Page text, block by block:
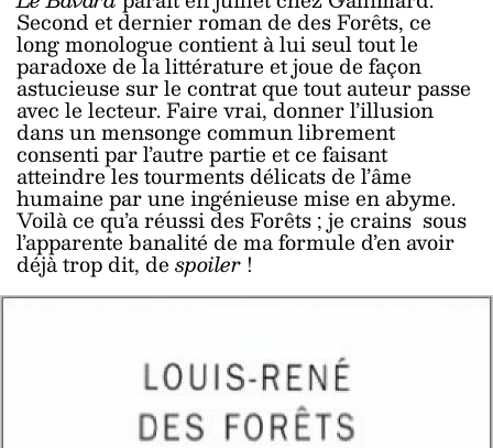
Second et dernier roman de des Forêts, ce
long monologue contient à lui seul tout le
paradoxe de la littérature et joue de façon
astucieuse sur le contrat que tout auteur passe
avec le lecteur. Faire vrai, donner l’illusion
dans un mensonge commun librement
consenti par l’autre partie et ce faisant
atteindre les tourments délicats de l’âme
humaine par une ingénieuse mise en abyme.
Voilà ce qu’a réussi des Forêts ; je crains sous
l’apparente banalité de ma formule d’en avoir
déjà trop dit, despoiler!